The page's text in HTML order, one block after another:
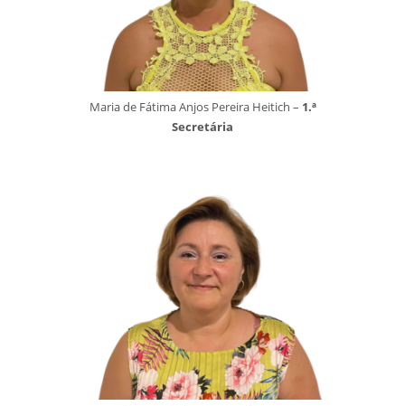
Maria de Fátima Anjos Pereira Heitich – 1.ª
Secretária